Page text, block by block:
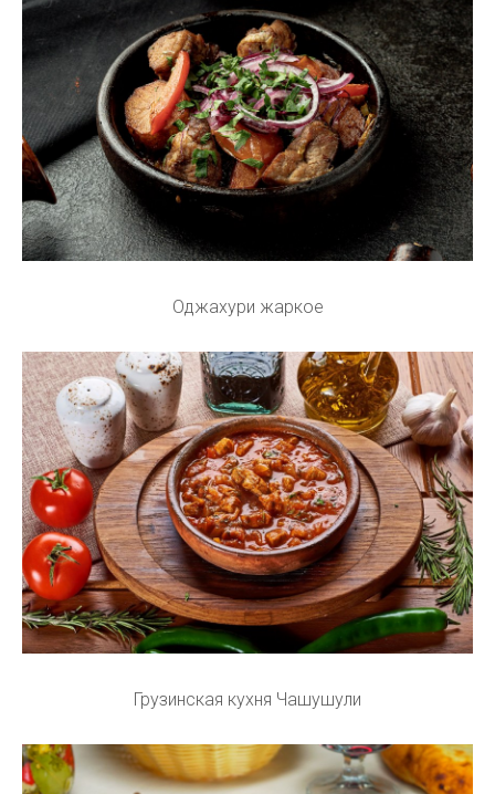
Оджахури жаркое
Грузинская кухня Чашушули